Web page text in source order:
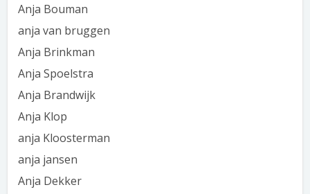
Anja Bouman
anja van bruggen
Anja Brinkman
Anja Spoelstra
Anja Brandwijk
Anja Klop
anja Kloosterman
anja jansen
Anja Dekker